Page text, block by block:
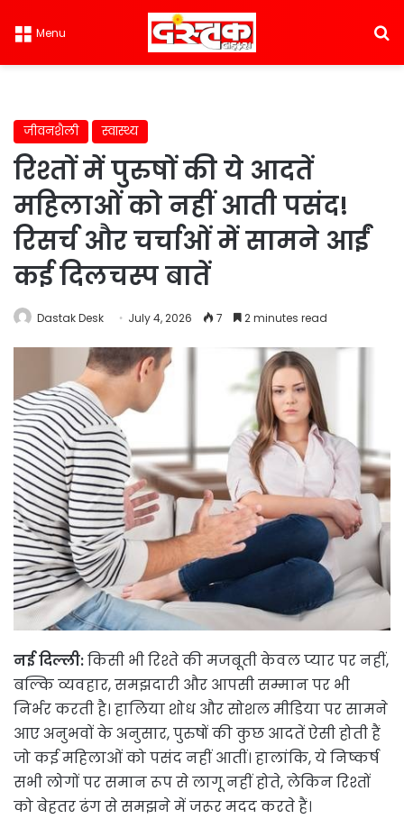
Menu
जीवनशैली स्वास्थ्य
रिश्तों में पुरुषों की ये आदतें
महिलाओं को नहीं आती पसंद!
रिसर्च और चर्चाओं में सामने आईं
कई दिलचस्प बातें
Dastak Desk July 4, 2026 7 2 minutes read
नई दिल्ली:किसी भी रिश्ते की मजबूती केवल प्यार पर नहीं,
बल्कि व्यवहार, समझदारी और आपसी सम्मान पर भी
निर्भर करती है। हालिया शोध और सोशल मीडिया पर सामने
आए अनुभवों के अनुसार, पुरुषों की कुछ आदतें ऐसी होती हैं
जो कई महिलाओं को पसंद नहीं आतीं। हालांकि, ये निष्कर्ष
सभी लोगों पर समान रूप से लागू नहीं होते, लेकिन रिश्तों
को बेहतर ढंग से समझने में जरूर मदद करते हैं।